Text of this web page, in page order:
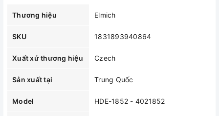
Thương hiệu Elmich
SKU 1831893940864
Xuất xứ thương hiệu Czech
Sản xuất tại Trung Quốc
Model HDE-1852 - 4021852